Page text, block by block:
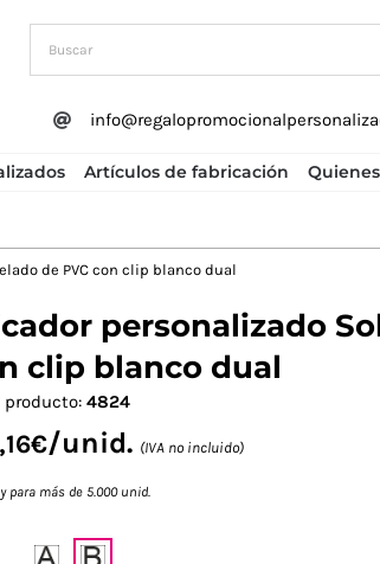
Artículos de fabricación
de PVC con clip blanco dual
personalizado
clip blanco dual
producto: 4824
€/unid. (IVA no incluido)
para más de 5.000 unid.